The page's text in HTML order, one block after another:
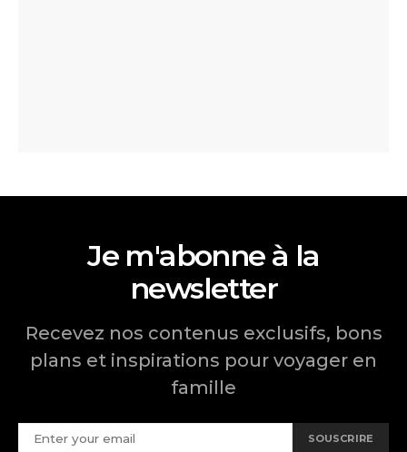
Je m'abonne à la
newsletter
Recevez nos contenus exclusifs, bons
plans et inspirations pour voyager en
famille
SOUSCRIRE